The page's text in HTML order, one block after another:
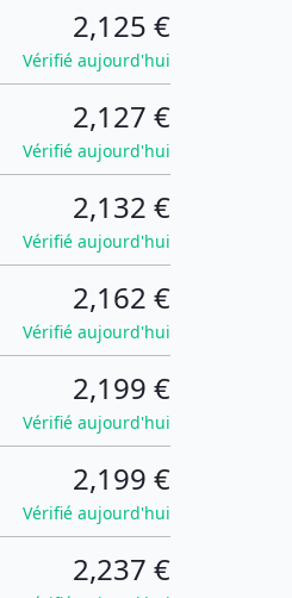
2,125 €
Vérifié aujourd'hui
2,127 €
Vérifié aujourd'hui
2,132 €
Vérifié aujourd'hui
2,162 €
Vérifié aujourd'hui
2,199 €
Vérifié aujourd'hui
2,199 €
Vérifié aujourd'hui
2,237 €